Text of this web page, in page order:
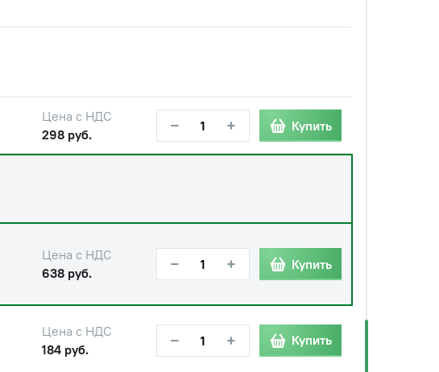
Цена с НДС
298 руб.
− + Купить
Цена с НДС
638 руб.
− + Купить
Цена с НДС
184 руб.
− + Купить